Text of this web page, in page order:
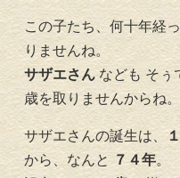
この子たち、何十年経
りませんね。
サザエさんなども そぅ
歳を取りませんからね。
サザエさんの誕生は、
から、なんと ７４年。